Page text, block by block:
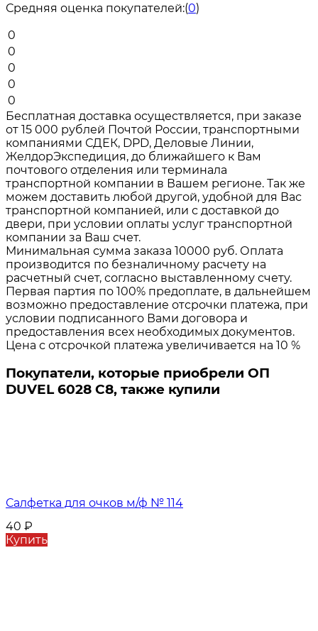
Средняя оценка покупателей:(0)
0
0
0
0
0
Бесплатная доставка осуществляется, при заказе
от 15 000 рублей Почтой России, транспортными
компаниями СДЕК, DPD, Деловые Линии,
ЖелдорЭкспедиция, до ближайшего к Вам
почтового отделения или терминала
транспортной компании в Вашем регионе. Так же
можем доставить любой другой, удобной для Вас
транспортной компанией, или с доставкой до
двери, при условии оплаты услуг транспортной
компании за Ваш счет.
Минимальная сумма заказа 10000 руб. Оплата
производится по безналичному расчету на
расчетный счет, согласно выставленному счету.
Первая партия по 100% предоплате, в дальнейшем
возможно предоставление отсрочки платежа, при
условии подписанного Вами договора и
предоставления всех необходимых документов.
Цена с отсрочкой платежа увеличивается на 10 %
Покупатели, которые приобрели ОП
DUVEL 6028 C8, также купили
Салфетка для очков м/ф № 114
40 ₽
Купить